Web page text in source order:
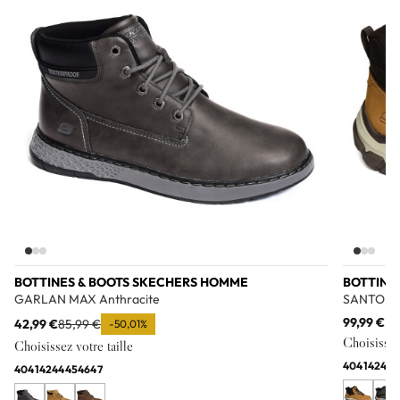
BOTTINES & BOOTS SKECHERS HOMME
GARLAN MAX Anthracite
42,99 €85,99 € -50,01%
Choisissez votre taille
40414244454647
99,99 €
40414243